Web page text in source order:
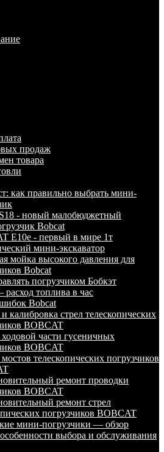
продаж
товара
как правильно выбрать мини-
- новый малобюджетный
Bobcat
E10e - первый в мире 1т
мини-экскаватор
мойка высокого давления для
Bobcat
погрузчиком Бобкэт
расход топлива в час
Bobcat
калибровка стрел телескопических
BOBCAT
части гусеничных
BOBCAT
телескопических погрузчиков
ремонт проводки
BOBCAT
ремонт стрел
погрузчиков BOBCAT
мини-погрузчики — обзор
выбора и обслуживания